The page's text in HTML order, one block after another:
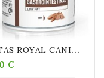
L
ATAS ROYAL CANIN GASTROINTESTINAL LOW FAT 400 G
€